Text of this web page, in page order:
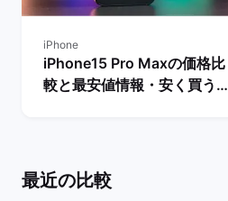
iPhone
iPhone15 Pro Maxの価格比
較と最安値情報・安く買う方
最近の比較